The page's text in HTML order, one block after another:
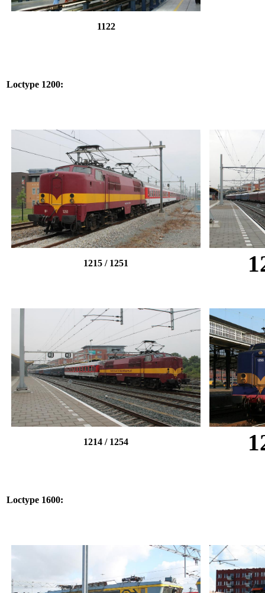
1122
Loctype 1200:
1215 / 1251
1214 / 1254
Loctype 1600: